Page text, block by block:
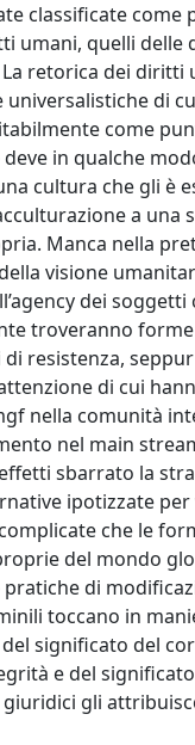
classificate come
umani, quelli delle
retorica dei diritti
universalistiche di
come
deve in qualche
cultura che gli è
a una
Manca nella
visione
dei soggetti
troveranno
resistenza, seppur
di cui
nella comunità
nel main
sbarrato la
ipotizzate per
che le
del mondo
pratiche di
toccano in
significato del
e del
gli